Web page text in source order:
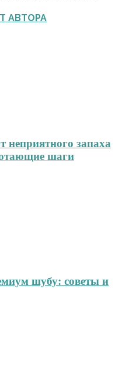
АВТОРА
неприятного запаха
шаги
шубу: советы и